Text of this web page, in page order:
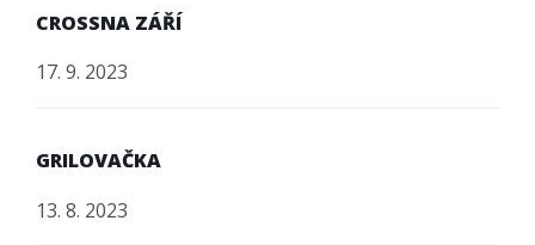
CROSSNA ZÁŘÍ
17. 9. 2023
GRILOVAČKA
13. 8. 2023